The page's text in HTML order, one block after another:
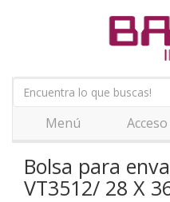
Menú Acceso
Bolsa para
VT3512/ 28 X